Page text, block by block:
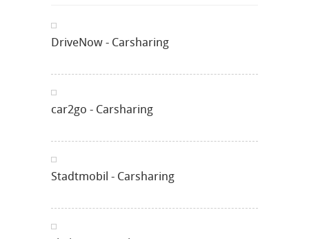
DriveNow - Carsharing
car2go - Carsharing
Stadtmobil - Carsharing